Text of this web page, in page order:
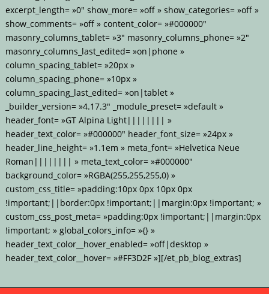
excerpt_length= »0″ show_more= »off » show_categories= »off »
show_comments= »off » content_color= »#000000″
masonry_columns_tablet= »3″ masonry_columns_phone= »2″
masonry_columns_last_edited= »on|phone »
column_spacing_tablet= »20px »
column_spacing_phone= »10px »
column_spacing_last_edited= »on|tablet »
_builder_version= »4.17.3″ _module_preset= »default »
header_font= »GT Alpina Light|||||||| »
header_text_color= »#000000″ header_font_size= »24px »
header_line_height= »1.1em » meta_font= »Helvetica Neue
Roman|||||||| » meta_text_color= »#000000″
background_color= »RGBA(255,255,255,0) »
custom_css_title= »padding:10px 0px 10px 0px
!important;||border:0px !important;||margin:0px !important; »
custom_css_post_meta= »padding:0px !important;||margin:0px
!important; » global_colors_info= »{} »
header_text_color__hover_enabled= »off|desktop »
header_text_color__hover= »#FF3D2F »][/et_pb_blog_extras]